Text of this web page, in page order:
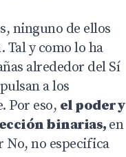
ninguno de ellos
y como lo ha
alrededor del Sí
a los
Por eso, el poder y
binarias, en
No, no especifica